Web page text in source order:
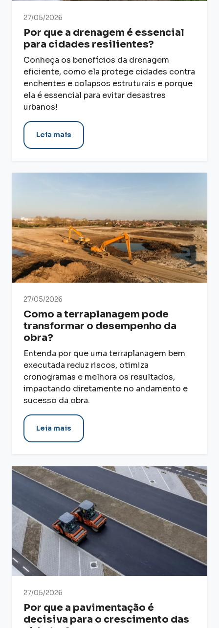
27/05/2026
Por que a drenagem é essencial
para cidades resilientes?
Conheça os benefícios da drenagem
eficiente, como ela protege cidades contra
enchentes e colapsos estruturais e porque
ela é essencial para evitar desastres
urbanos!
Leia mais
27/05/2026
Como a terraplanagem pode
transformar o desempenho da
obra?
Entenda por que uma terraplanagem bem
executada reduz riscos, otimiza
cronogramas e melhora os resultados,
impactando diretamente no andamento e
sucesso da obra.
Leia mais
27/05/2026
Por que a pavimentação é
decisiva para o crescimento das